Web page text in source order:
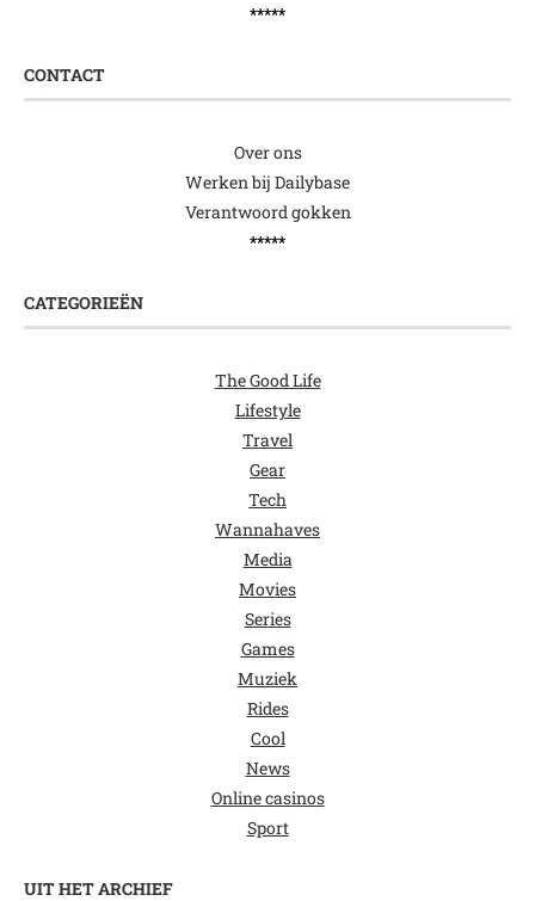
*****
CONTACT
Over ons
Werken bij Dailybase
Verantwoord gokken
*****
CATEGORIEËN
The Good Life
Lifestyle
Travel
Gear
Tech
Wannahaves
Media
Movies
Series
Games
Muziek
Rides
Cool
News
Online casinos
Sport
UIT HET ARCHIEF